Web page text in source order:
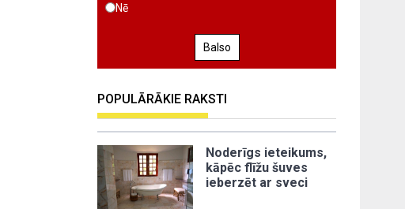
Nē
Balso
POPULĀRĀKIE RAKSTI
Noderīgs ieteikums,
kāpēc flīžu šuves
ieberzēt ar sveci